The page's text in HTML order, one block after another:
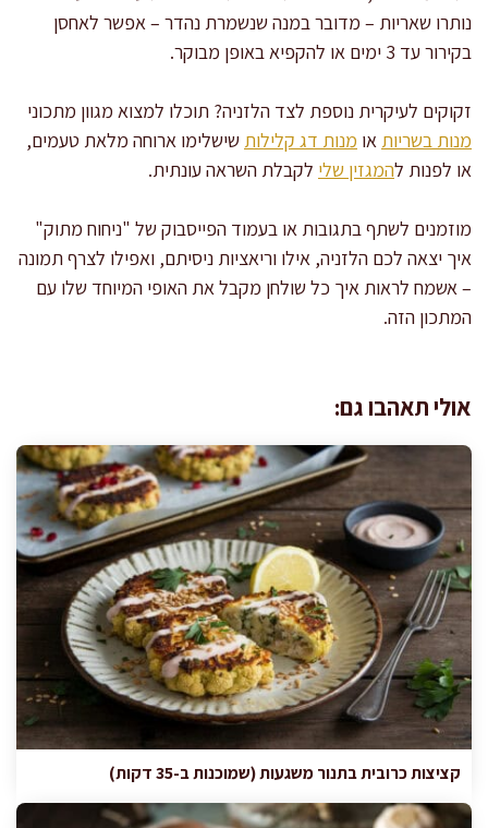
נותרו שאריות – מדובר במנה שנשמרת נהדר – אפשר לאחסן
בקירור עד 3 ימים או להקפיא באופן מבוקר.
זקוקים לעיקרית נוספת לצד הלזניה? תוכלו למצוא מגוון מתכוני
מנות בשריות או מנות דג קלילות שישלימו ארוחה מלאת טעמים,
או לפנות להמגזין שלי לקבלת השראה עונתית.
מוזמנים לשתף בתגובות או בעמוד הפייסבוק של "ניחוח מתוק"
איך יצאה לכם הלזניה, אילו וריאציות ניסיתם, ואפילו לצרף תמונה
– אשמח לראות איך כל שולחן מקבל את האופי המיוחד שלו עם
המתכון הזה.
אולי תאהבו גם:
קציצות כרובית בתנור משגעות (שמוכנות ב-35 דקות)